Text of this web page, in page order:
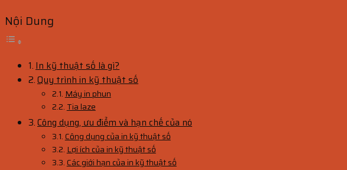
Nội Dung
In kỹ thuật số là gì?
Quy trình in kỹ thuật số
Máy in phun
Tia laze
Công dụng, ưu điểm và hạn chế của nó
Công dụng của in kỹ thuật số
Lợi ích của in kỹ thuật số
Các giới hạn của in kỹ thuật số